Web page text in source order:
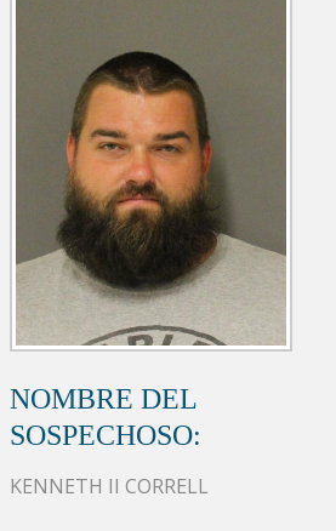
NOMBRE DEL
SOSPECHOSO:
KENNETH II CORRELL